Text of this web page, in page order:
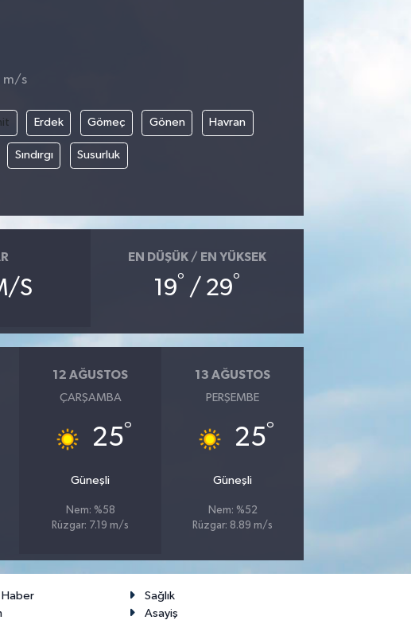
m/s
Erdek Gömeç Gönen Havran
Sındırgı Susurluk
S
EN DÜŞÜK / EN YÜKSEK
19° / 29°
12 AĞUSTOS
ÇARŞAMBA
25°
Güneşli
Nem: %58
Rüzgar: 7.19 m/s
13 AĞUSTOS
PERŞEMBE
25°
Güneşli
Nem: %52
Rüzgar: 8.89 m/s
Haber
Sağlık
Asayiş